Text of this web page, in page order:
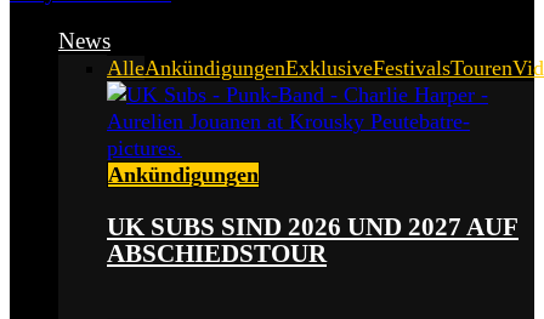
News
AlleAnkündigungenExklusiveFestivalsTouren
Ankündigungen
UK SUBS SIND 2026 UND 2027 AUF
ABSCHIEDSTOUR